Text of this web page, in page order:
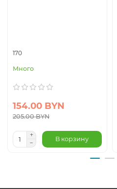
170
Много
154.00 BYN
205.00 BYN
В корзину